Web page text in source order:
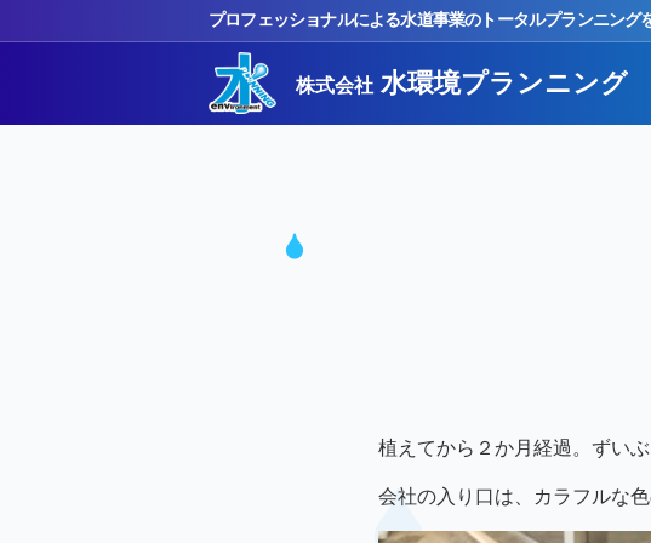
プロフェッショナルによる水道事業のトータルプランニング
株式会社 水環境プランニング
植えてから２か月経過。ずい
会社の入り口は、カラフルな